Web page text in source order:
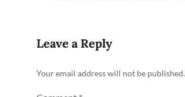
Leave a Reply
Your email address will not be published.